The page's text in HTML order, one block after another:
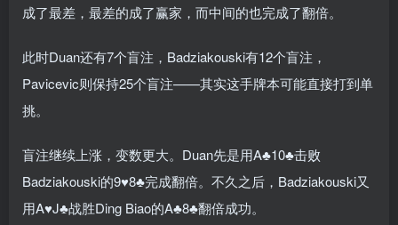
成了最差，最差的成了赢家，而中间的也完成了翻倍。
此时Duan还有7个盲注，Badziakouski有12个盲注，
Pavicevic则保持25个盲注——其实这手牌本可能直接打到单
挑。
盲注继续上涨，变数更大。Duan先是用A♣10♣击败
Badziakouski的9♥8♣完成翻倍。不久之后，Badziakouski又
用A♥J♣战胜Ding Biao的A♣8♣翻倍成功。